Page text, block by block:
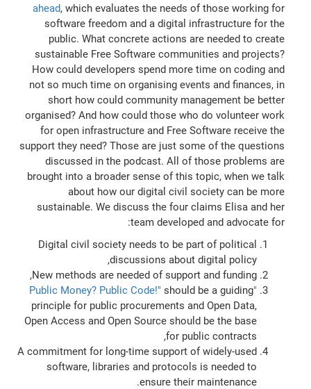
ahead, which evaluates the needs of those working for
software freedom and a digital infrastructure for the
public. What concrete actions are needed to create
sustainable Free Software communities and projects?
How could developers spend more time on coding and
not so much time on organising events and finances, in
short how could community management be better
organised? And how could those who do volunteer work
for open infrastructure and Free Software receive the
support they need? Those are just some of the questions
discussed in the podcast. All of those problems are
brought into a broader sense of this topic, when we talk
about how our digital civil society can be more
sustainable. We discuss the four claims Elisa and her
team developed and advocate for:
Digital civil society needs to be part of political
discussions about digital policy,
New methods are needed of support and funding,
"Public Money? Public Code!"
should be a guiding
principle for public procurements and Open Data,
Open Access and Open Source should be the base
for public contracts,
A commitment for long-time support of widely-used
software, libraries and protocols is needed to
ensure their maintenance.